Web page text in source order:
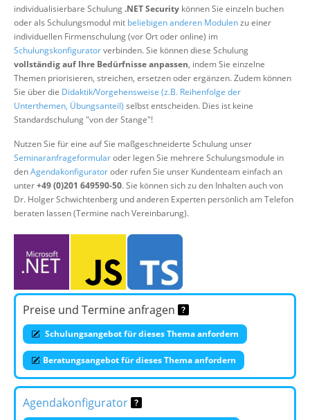
Suche
individualisierbare Schulung.NET Security können Sie einzeln buchen
oder als Schulungsmodul mit beliebigen anderen Modulenzu einer
individuellen Firmenschulung (vor Ort oder online) im
Schulungskonfiguratorverbinden. Sie können diese Schulung
vollständig auf Ihre Bedürfnisse anpassen, indem Sie einzelne
Themen priorisieren, streichen, ersetzen oder ergänzen. Zudem können
Sie über die Didaktik/Vorgehensweise (z.B. Reihenfolge der
Unterthemen, Übungsanteil) selbst entscheiden. Dies ist keine
Standardschulung "von der Stange"!
Nutzen Sie für eine auf Sie maßgeschneiderte Schulung unser
Seminaranfrageformularoder legen Sie mehrere Schulungsmodule in
denAgendakonfiguratoroder rufen Sie unser Kundenteam einfach an
unter+49 (0)201 649590-50. Sie können sich zu den Inhalten auch von
Dr. Holger Schwichtenberg und anderen Experten persönlich am Telefon
beraten lassen (Termine nach Vereinbarung).
Preise und Termine anfragen
Schulungsangebot für dieses Thema anfordern
Beratungsangebot für dieses Thema anfordern
Agendakonfigurator